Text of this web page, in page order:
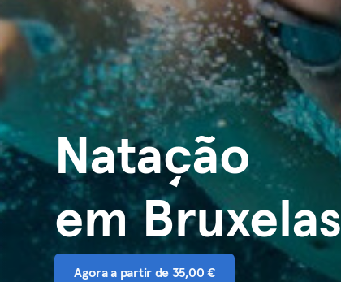
Natação
em Bruxelas
Agora a partir de 35,00 €